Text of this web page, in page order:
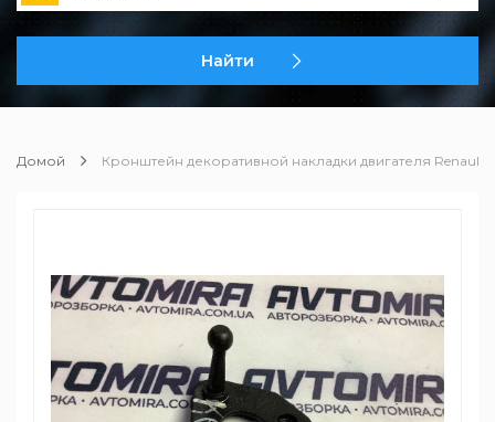
Найти
Домой Кронштейн декоративной накладки двигателя Renault